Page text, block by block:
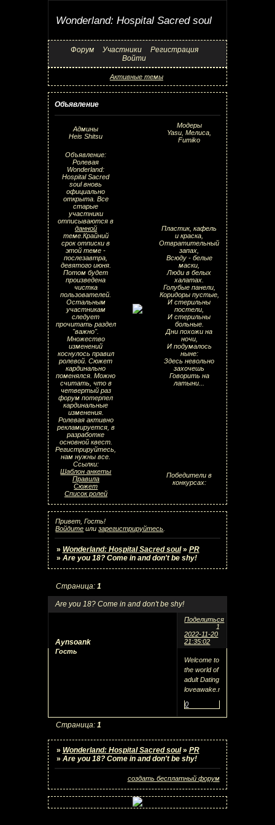
Wonderland: Hospital Sacred soul
Форум Участники
Регистрация
Войти
Активные темы
Объявление
Админы
Heis Shitsu
Модеры
Yasu, Мелиса,
Fumiko
Объявление:
Ролевая
Wonderland:
Hospital Sacred
soul вновь
официально
открыта. Все
старые
участники
отписываются в
данной
теме.Крайний
срок отписки в
этой теме -
послезавтра,
девятого июня.
Потом будет
произведена
чистка
пользователей.
Остальным
участникам
следует
прочитать раздел
"важно".
Множество
изменений
коснулось правил
ролевой. Сюжет
кардинально
поменялся. Можно
считать, что в
четвертый раз
форум потерпел
кардинальные
изменения.
Ролевая активно
рекламируется, в
разработке
основной квест.
Регистрируйтесь,
нам нужны все.
Пластик, кафель
и краска,
Отвратительный
запах,
Всюду - белые
маски,
Люди в белых
халатах.
Голубые панели,
Коридоры пустые,
И стерильны
постели,
И стерильны
больные.
Дни похожи на
ночи,
И подумалось
ныне:
Здесь невольно
захочешь
Говорить на
латыни...
Ссылки:
Шаблон анкеты
Правила
Сюжет
Список ролей
Победители в
конкурсах:
Привет, Гость!
Войдите илизарегистрируйтесь
» Wonderland: Hospital Sacred soul » PR
» Are you 18? Come in and don't be shy!
Are you 18? Come in and don't be shy!
Страница: 1
Поделиться
1
2022-11-20
21:35:02
Aynsoank
Гость
Welcome to
the world of
adult Dating
loveawake.ru
0
Страница: 1
» Wonderland: Hospital Sacred soul » PR
» Are you 18? Come in and don't be shy!
создать бесплатный форум